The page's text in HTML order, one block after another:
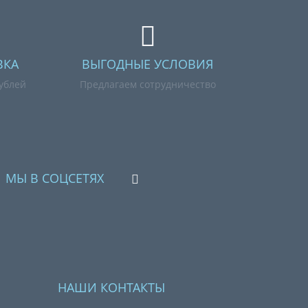
ВЫГОДНЫЕ УСЛОВИЯ
Предлагаем сотрудничество
МЫ В СОЦСЕТЯХ
НАШИ КОНТАКТЫ